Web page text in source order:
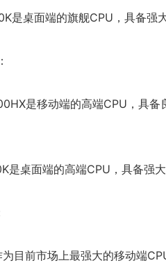
是桌面端的旗舰CPU，具备强
是移动端的高端CPU，具
桌面端的高端CPU，具备强
目前市场上最强大的移动端